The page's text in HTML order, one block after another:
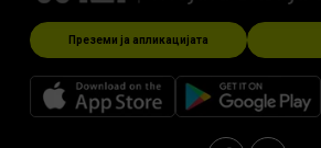
Преземи ја апликацијата